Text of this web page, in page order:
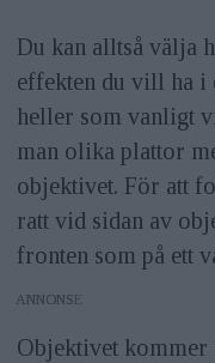
Du kan alltså välja
effekten du vill ha i
heller som vanligt
man olika plattor
objektivet. För att
ratt vid sidan av
fronten som på ett
ANNONS
Objektivet kommer